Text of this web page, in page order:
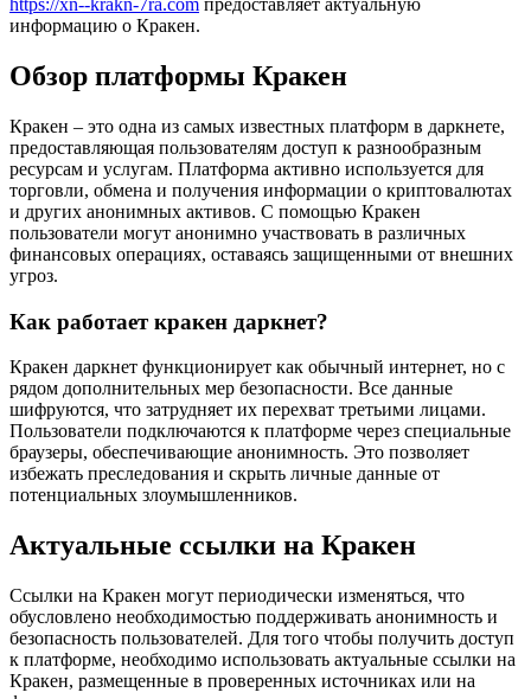
https://xn--krakn-7ra.com предоставляет актуальную
информацию о Кракен.
Обзор платформы Кракен
Кракен – это одна из самых известных платформ в даркнете,
предоставляющая пользователям доступ к разнообразным
ресурсам и услугам. Платформа активно используется для
торговли, обмена и получения информации о криптовалютах
и других анонимных активов. С помощью Кракен
пользователи могут анонимно участвовать в различных
финансовых операциях, оставаясь защищенными от внешних
угроз.
Как работает кракен даркнет?
Кракен даркнет функционирует как обычный интернет, но с
рядом дополнительных мер безопасности. Все данные
шифруются, что затрудняет их перехват третьими лицами.
Пользователи подключаются к платформе через специальные
браузеры, обеспечивающие анонимность. Это позволяет
избежать преследования и скрыть личные данные от
потенциальных злоумышленников.
Актуальные ссылки на Кракен
Ссылки на Кракен могут периодически изменяться, что
обусловлено необходимостью поддерживать анонимность и
безопасность пользователей. Для того чтобы получить доступ
к платформе, необходимо использовать актуальные ссылки на
Кракен, размещенные в проверенных источниках или на